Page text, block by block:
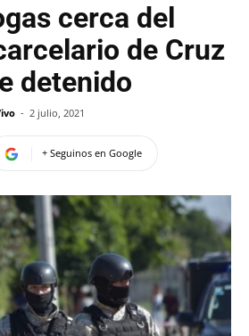
cerca del
de Cruz
detenido
- 2 julio, 2021
+ Seguinos en Google